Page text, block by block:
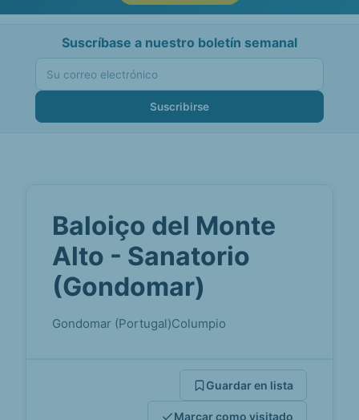
Suscríbase a nuestro boletín semanal
Suscribirse
Baloiço del Monte
Alto - Sanatorio
(Gondomar)
Gondomar (Portugal)Columpio
Guardar en lista
Marcar como visitado